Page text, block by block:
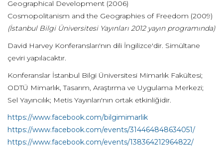
Geographical Development (2006)
Cosmopolitanism and the Geographies of Freedom (2009)
(İstanbul Bilgi Üniversitesi Yayınları 2012 yayın programında)
David Harvey Konferansları'nın dili İngilizce'dir. Simültane
çeviri yapılacaktır.
Konferanslar İstanbul Bilgi Üniversitesi Mimarlık Fakültesi;
ODTÜ Mimarlık, Tasarım, Araştırma ve Uygulama Merkezi;
Sel Yayıncılık; Metis Yayınları'nın ortak etkinliğidir.
https://www.facebook.com/bilgimimarlik
https://www.facebook.com/events/314464848634051/
https://www.facebook.com/events/138364212964822/